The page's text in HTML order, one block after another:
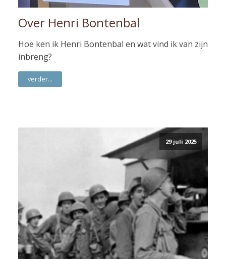
Over Henri Bontenbal
Hoe ken ik Henri Bontenbal en wat vind ik van zijn
inbreng?
verder...
29 juli 2025